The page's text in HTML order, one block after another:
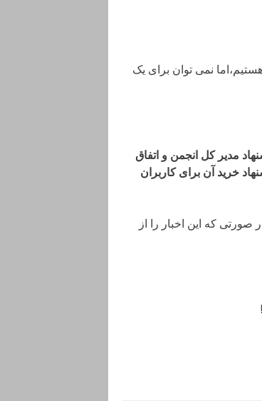
نمی توان برای یک
مدیر کل انجمن و اتفاق
خرید آن برای کاربران
که این اخبار را از